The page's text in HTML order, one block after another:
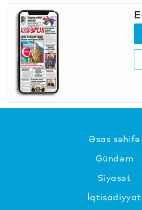
Əsas səhifə
Gündəm
Siyasət
İqtisadiyyat